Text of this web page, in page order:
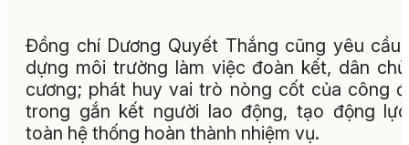
Đồng chí Dương Quyết Thắng cũng yêu cầu
dựng môi trường làm việc đoàn kết, dân
cương; phát huy vai trò nòng cốt của công
trong gắn kết người lao động, tạo động
toàn hệ thống hoàn thành nhiệm vụ.